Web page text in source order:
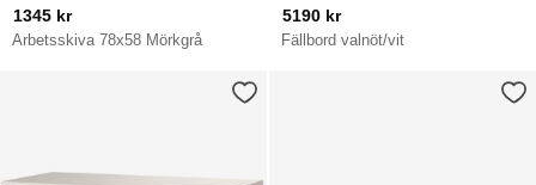
Arbetsskiva 78x58 Mörkgrå
1345 kr
Fällbord valnöt/vit
5190 kr